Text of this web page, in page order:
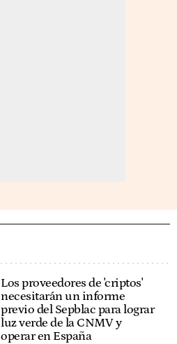
Los proveedores de 'criptos'
necesitarán un informe
previo del Sepblac para lograr
luz verde de la CNMV y
operar en España